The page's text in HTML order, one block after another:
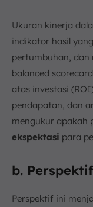
Ukuran kinerja
indikator hasil
pertumbuhan, dan
balanced
atas investasi
pendapatan, dan
mengukur apakah
ekspektasi para
b.
Perspektif ini